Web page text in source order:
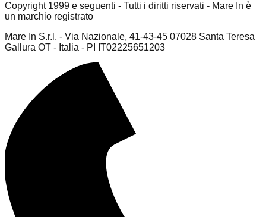
Copyright 1999 e seguenti - Tutti i diritti riservati - Mare In è
un marchio registrato
Mare In S.r.l. - Via Nazionale, 41-43-45 07028 Santa Teresa
Gallura OT - Italia - PI IT02225651203